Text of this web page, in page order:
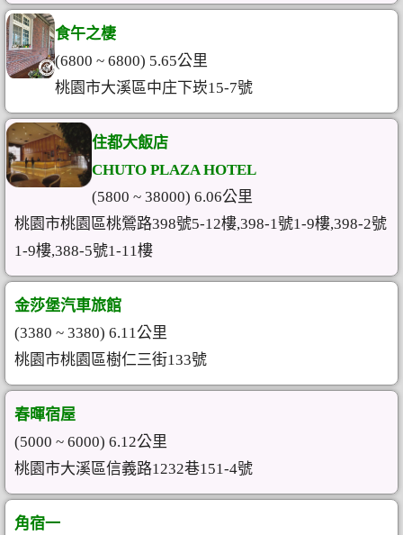
食午之棲
(6800 ~ 6800) 5.65公里
桃園市大溪區中庄下崁15-7號
住都大飯店
CHUTO PLAZA HOTEL
(5800 ~ 38000) 6.06公里
桃園市桃園區桃鶯路398號5-12樓,398-1號1-9樓,398-2號
1-9樓,388-5號1-11樓
金莎堡汽車旅館
(3380 ~ 3380) 6.11公里
桃園市桃園區樹仁三街133號
春暉宿屋
(5000 ~ 6000) 6.12公里
桃園市大溪區信義路1232巷151-4號
角宿一